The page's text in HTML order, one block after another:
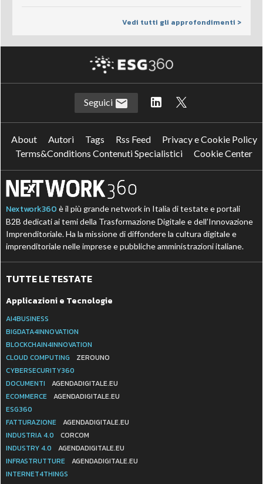
Vedi tutti gli approfondimenti >
Seguici
About Autori Tags Rss Feed
Privacy e Cookie Policy
Terms&Conditions Contenuti Specialistici
Cookie Center
Nextwork360 è il più grande network in Italia di testate e portali
B2B dedicati ai temi della Trasformazione Digitale e dell’Innovazione
Imprenditoriale. Ha la missione di diffondere la cultura digitale e
imprenditoriale nelle imprese e pubbliche amministrazioni italiane.
TUTTE LE TESTATE
Applicazioni e Tecnologie
AI4BUSINESS
BIGDATA4INNOVATION
BLOCKCHAIN4INNOVATION
CLOUD COMPUTING
ZEROUNO
CYBERSECURITY360
DOCUMENTI
AGENDADIGITALE.EU
ECOMMERCE
AGENDADIGITALE.EU
ESG360
FATTURAZIONE
AGENDADIGITALE.EU
INDUSTRIA 4.0
CORCOM
INDUSTRY 4.0
AGENDADIGITALE.EU
INFRASTRUTTURE
AGENDADIGITALE.EU
INTERNET4THINGS